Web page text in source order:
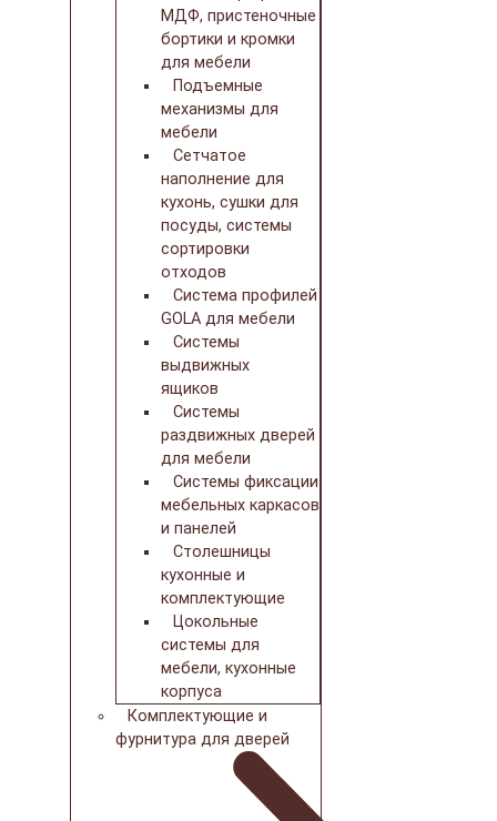
МДФ, пристеночные
бортики и кромки
для мебели
Подъемные
механизмы для
мебели
Сетчатое
наполнение для
кухонь, сушки для
посуды, системы
сортировки
отходов
Система профилей
GOLA для мебели
Системы
выдвижных
ящиков
Системы
раздвижных дверей
для мебели
Системы фиксации
мебельных каркасов
и панелей
Столешницы
кухонные и
комплектующие
Цокольные
системы для
мебели, кухонные
корпуса
Комплектующие и
фурнитура для дверей